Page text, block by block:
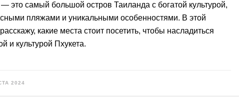
— это самый большой остров Таиланда с богатой культурой,
пляжами и уникальными особенностями. В этой
какие места стоит посетить, чтобы насладиться
и культурой Пхукета.
2024